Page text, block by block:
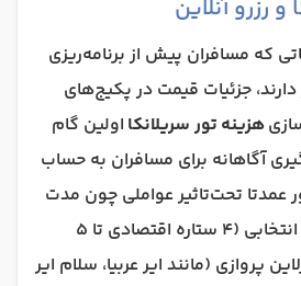
رزرو آنلاین
که مسافران پیش از برنامه‌ریزی
دارند، جزئیات قیمت در پکیج‌های
هزینه تور سریلانکا اولین گام
آگاهانه برای مسافران به حساب
عمدتا تحت‌تاثیر عواملی چون مدت
اقامت، سطح هتل‌های انتخابی (۴ ستاره اقتصادی تا ۵
پروازی (مانند ایر عربیا، سلام ایر